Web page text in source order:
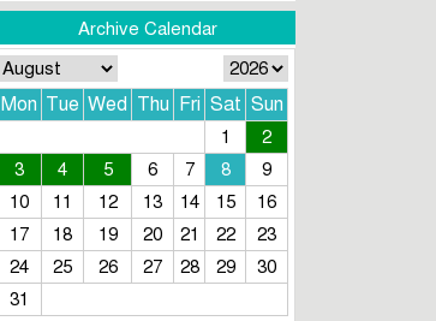
দাবিতে শিক্ষার্থীদের আন্দোলন
অর্থ পাচার ও দুর্নীতিতে অভিযুক্তরা
বিশ্ববিদ্যালয়ের নেতৃত্বে: সংকটে
প্রাইমএশিয়া
বাংলাদেশকে যেভাবে বিশ্বকাপে নিয়ে
গেছেন ফুটবলের দূত মতিউর রহমান
চৌধুরী
বিশ্বকাপ সম্প্রচার: সরকারের লুটপাট ও
সাশ্রয়ের গল্প
জনকূটনীতির ব্যর্থতা ও সরকারের অদৃশ্য
সংকট!
Archive Calendar
Mon Tue Wed Thu Fri Sat Sun
1
2
3
4 5 6 7 8
9
10
11 12 13 14 15
16
17
18 19 20 21 22
23
24
25 26 27 28 29
30
31